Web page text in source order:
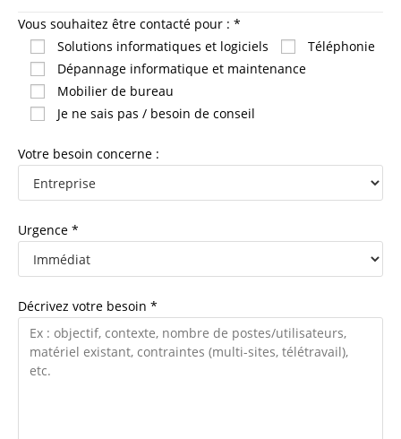
Vous souhaitez être contacté pour : *
Solutions informatiques et logiciels
Téléphonie
Dépannage informatique et maintenance
Mobilier de bureau
Je ne sais pas / besoin de conseil
Votre besoin concerne :
Urgence *
Décrivez votre besoin *